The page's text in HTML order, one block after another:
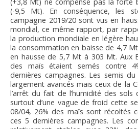
(+3,8 Mt) ne compense pas la forte
(-9,5 Mt). En conséquence, les
campagne 2019/20 sont vus en
mondial, ce même rapport, par
la production mondiale en légère
la consommation en baisse de 4,7
en hausse de 5,7 Mt à 303 Mt. Aux
des maïs étaient semés contre
dernières campagnes. Les semis
largement avancés mais ceux de la
l’arrêt du fait de l’humidité des
surtout d’une vague de froid cette
08/04, 26% des maïs sont récoltés
ces 5 dernières campagnes. Les